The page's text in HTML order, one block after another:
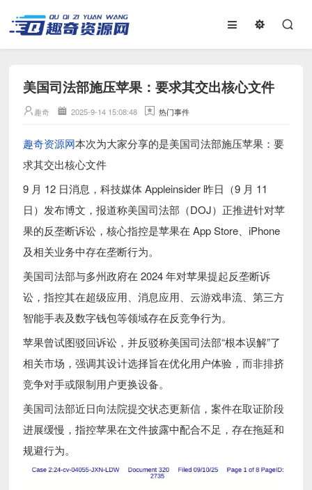
美国司法部施压苹果：要求其交出核心文件
趣奇 2025-9-14 15:08:48 热门事件
趣奇资源网本次为大家分享的是美国司法部施压苹果：要
求其交出核心文件
9 月 12 日消息，科技媒体 Appleinsider 昨日（9 月 11
日）发布博文，报道称美国司法部（DOJ）正推进针对苹
果的反垄断诉讼，核心指控是苹果在 App Store、iPhone
及相关业务中存在垄断行为。
美国司法部与多州政府在 2024 年对苹果提起反垄断诉
讼，指控其在超级应用、消息应用、云游戏串流、第三方
智能手表及数字钱包等领域存在反竞争行为。
苹果曾试图驳回诉讼，并反驳称美国司法部“根本误解”了
相关市场，强调其设计选择旨在优化用户体验，而非排挤
竞争对手或限制用户更换设备。
美国司法部近日向法院提交状态更新信，案件在取证阶段
进展缓慢，指控苹果在文件披露中配合不足，存在拖延和
规避行为。